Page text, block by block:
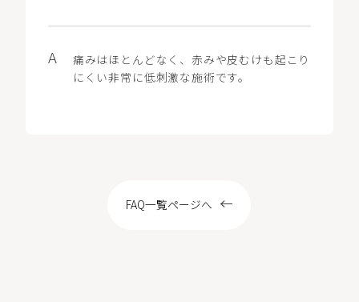
痛みはほとんどなく、赤みや皮むけも起こり
にくい非常に低刺激な施術です。
FAQ一覧ページへ